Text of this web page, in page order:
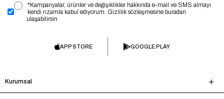
*Kampanyalar, ürünler ve değişiklikler hakkında e-mail ve SMS almayı
kendi rızamla kabul ediyorum. Gizlilik sözleşmesine buradan
ulaşabilirsin
APP STORE GOOGLE PLAY
Kurumsal